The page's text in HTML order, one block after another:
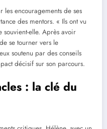
les encouragements de ses
des mentors. « Ils ont vu
souvient-elle. Après avoir
se tourner vers le
soutenu par des conseils
décisif sur son parcours.
: la clé du